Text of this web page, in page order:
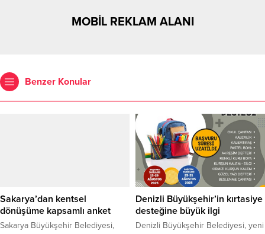
MOBİL REKLAM ALANI
Benzer Konular
Sakarya’dan kentsel
dönüşüme kapsamlı anket
Sakarya Büyükşehir Belediyesi,
Denizli Büyükşehir’in kırtasiye
desteğine büyük ilgi
Denizli Büyükşehir Belediyesi, yeni